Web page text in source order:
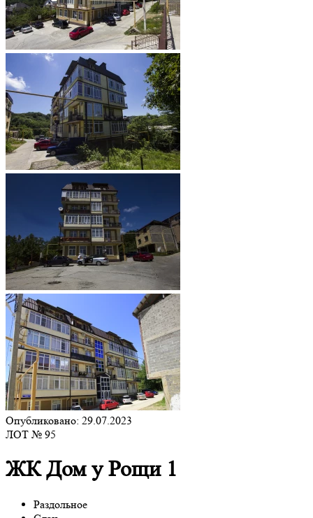
Опубликовано: 29.07.2023
ЛОТ № 95
ЖК Дом у Рощи 1
Раздольное